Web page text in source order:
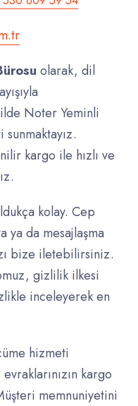
olarak, dil
Noter Yeminli
kargo ile hızlı ve
kolay. Cep
ya da mesajlaşma
bize iletebilirsiniz.
gizlilik ilkesi
inceleyerek en
hizmeti
kargo
memnuniyetini